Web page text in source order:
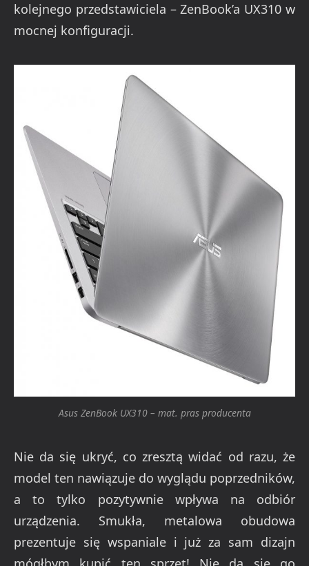
kolejnego przedstawiciela – ZenBook’a UX310 w
mocnej konfiguracji.
Asus ZenBook UX310 – mat. pras producenta
Nie da się ukryć, co zresztą widać od razu, że
model ten nawiązuje do wyglądu poprzedników,
a to tylko pozytywnie wpływa na odbiór
urządzenia. Smukła, metalowa obudowa
prezentuje się wspaniale i już za sam dizajn